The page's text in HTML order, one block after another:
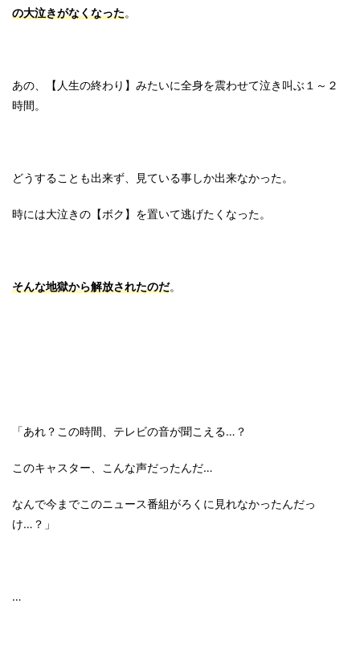
の大泣きがなくなった。
あの、【人生の終わり】みたいに全身を震わせて泣き叫ぶ１～２
時間。
どうすることも出来ず、見ている事しか出来なかった。
時には大泣きの【ボク】を置いて逃げたくなった。
そんな地獄から解放されたのだ。
「あれ？この時間、テレビの音が聞こえる…？
このキャスター、こんな声だったんだ…
なんで今までこのニュース番組がろくに見れなかったんだっ
け…？」
…